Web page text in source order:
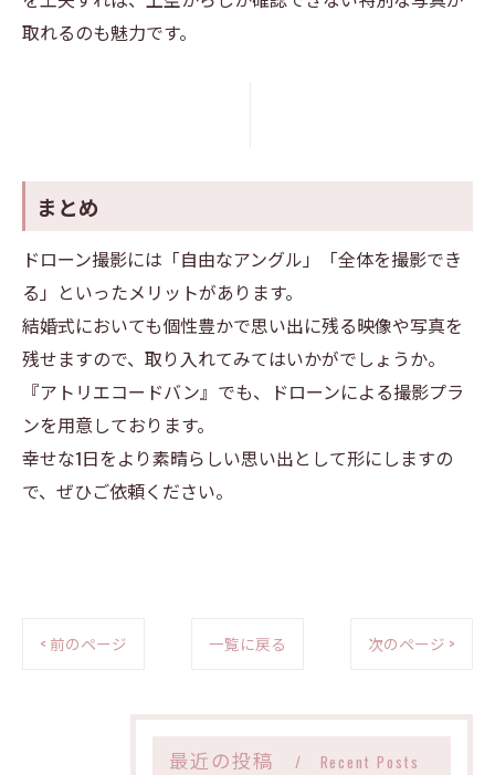
取れるのも魅力です。
まとめ
ドローン撮影には「自由なアングル」「全体を撮影でき
る」といったメリットがあります。
結婚式においても個性豊かで思い出に残る映像や写真を
残せますので、取り入れてみてはいかがでしょうか。
『アトリエコードバン』でも、ドローンによる撮影プラ
ンを用意しております。
幸せな1日をより素晴らしい思い出として形にしますの
で、ぜひご依頼ください。
< 前のページ 一覧に戻る 次のページ >
最近の投稿 Recent Posts